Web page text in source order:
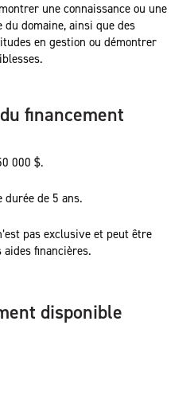
une connaissance ou une
domaine, ainsi que des
en gestion ou démontrer
financement
000 $.
durée de 5 ans.
pas exclusive et peut être
aides financières.
disponible